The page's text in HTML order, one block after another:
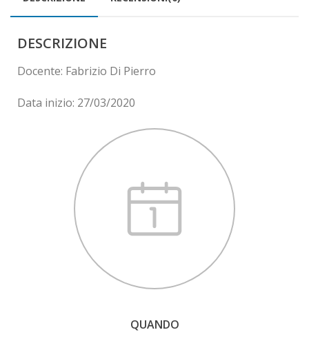
DESCRIZIONE
Docente: Fabrizio Di Pierro
Data inizio: 27/03/2020
QUANDO